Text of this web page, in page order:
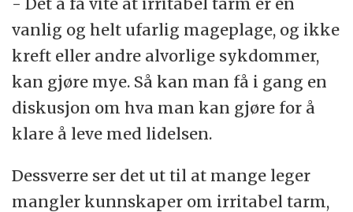
vanlig og helt ufarlig mageplage, og ikke
kreft eller andre alvorlige sykdommer,
kan gjøre mye. Så kan man få i gang en
diskusjon om hva man kan gjøre for å
klare å leve med lidelsen.
Dessverre ser det ut til at mange leger
mangler kunnskaper om irritabel tarm,